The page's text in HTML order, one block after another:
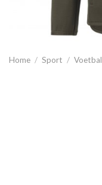
Home / Sport / Voetbal